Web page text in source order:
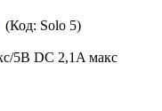
(Код: Solo 5)
5В DC 2,1A макс